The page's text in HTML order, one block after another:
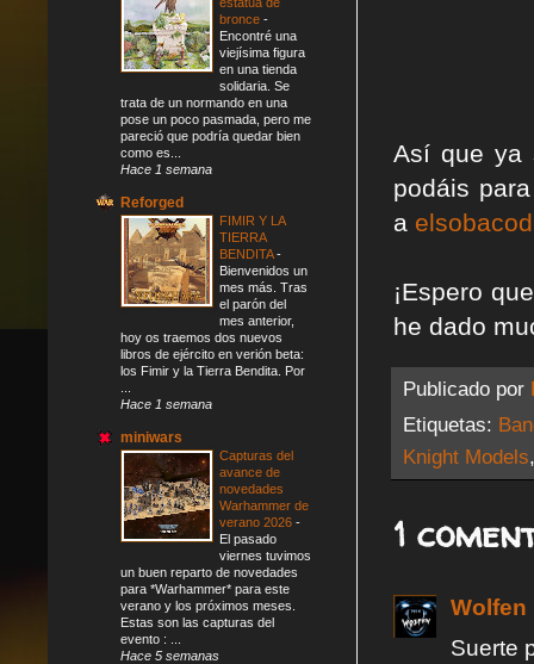
Así que ya
podáis
a
¡Espero
he dado
Publicado por
Etiquetas:
Knight Models
1
Wolfen
Suerte
bronce -
Encontré una
viejísima figura
en una tienda
solidaria. Se
trata de un normando en una
pose un poco pasmada, pero me
pareció que podría quedar bien
como es...
Hace 1 semana
Reforged
FIMIR Y LA
TIERRA
BENDITA-
Bienvenidos un
mes más. Tras
el parón del
mes anterior,
hoy os traemos dos nuevos
libros de ejército en verión beta:
los Fimir y la Tierra Bendita. Por
Hace 1 semana
miniwars
Capturas del
avance de
novedades
Warhammer de
verano 2026 -
El pasado
viernes tuvimos
un buen reparto de novedades
para *Warhammer* para este
verano y los próximos meses.
Estas son las capturas del
evento : ...
Hace 5 semanas